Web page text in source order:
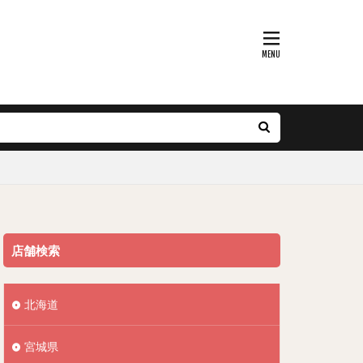
店舗検索
北海道
宮城県